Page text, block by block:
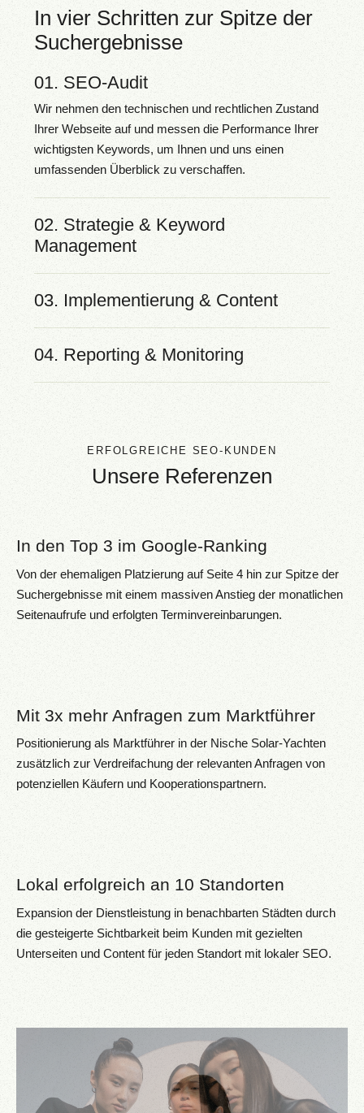
In vier Schritten zur Spitze der
Suchergebnisse
01. SEO-Audit
Wir nehmen den technischen und rechtlichen Zustand
Ihrer Webseite auf und messen die Performance Ihrer
wichtigsten Keywords, um Ihnen und uns einen
umfassenden Überblick zu verschaffen.
02. Strategie & Keyword
Management
03. Implementierung & Content
04. Reporting & Monitoring
ERFOLGREICHE SEO-KUNDEN
Unsere Referenzen
In den Top 3 im Google-Ranking
Von der ehemaligen Platzierung auf Seite 4 hin zur Spitze der
Suchergebnisse mit einem massiven Anstieg der monatlichen
Seitenaufrufe und erfolgten Terminvereinbarungen.
Mit 3x mehr Anfragen zum Marktführer
Positionierung als Marktführer in der Nische Solar-Yachten
zusätzlich zur Verdreifachung der relevanten Anfragen von
potenziellen Käufern und Kooperationspartnern.
Lokal erfolgreich an 10 Standorten
Expansion der Dienstleistung in benachbarten Städten durch
die gesteigerte Sichtbarkeit beim Kunden mit gezielten
Unterseiten und Content für jeden Standort mit lokaler SEO.